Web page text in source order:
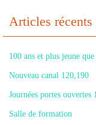
Articles récents
100 ans et plus jeune
Nouveau canal 120,190
Journées portes
Salle de formation